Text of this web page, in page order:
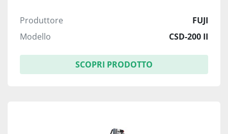
Produttore
FUJI
Modello
CSD-200 II
SCOPRI PRODOTTO